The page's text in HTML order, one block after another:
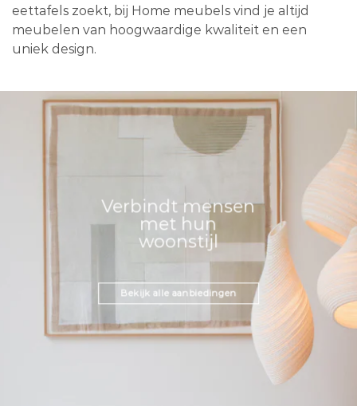
eettafels zoekt, bij Home meubels vind je altijd
meubelen van hoogwaardige kwaliteit en een
uniek design.
Verbindt mensen
met hun
woonstijl
Bekijk alle aanbiedingen